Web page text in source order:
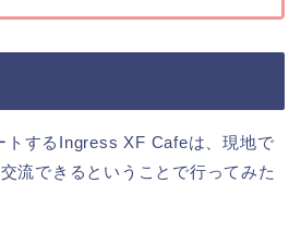
トするIngress XF Cafeは、現地で
流できるということで行ってみた